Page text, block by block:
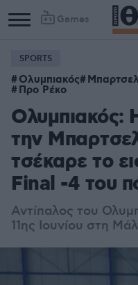
Games
SPORTS
Ολυμπιακός
Προ Ρέκο
Ολυμπιακός:
την
τσέκαρε το
Final -4 του
Αντίπαλος του
11ης Ιουνίου στη